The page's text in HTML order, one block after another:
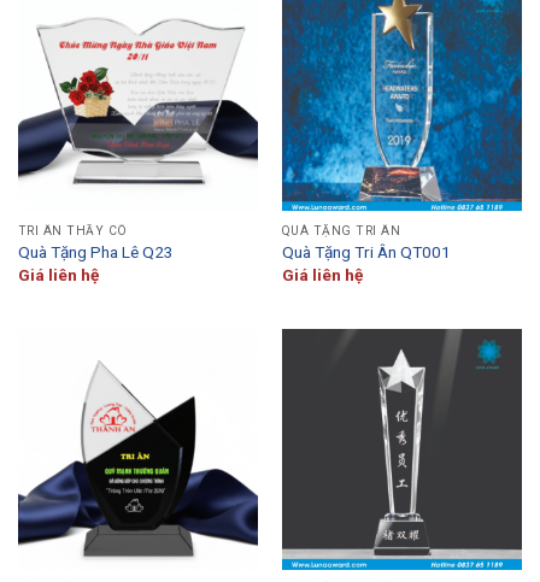
TRI ÂN THẦY CÔ
Quà Tặng Pha Lê Q23
Giá liên hệ
QUÀ TẶNG TRI ÂN
Quà Tặng Tri Ân QT001
Giá liên hệ